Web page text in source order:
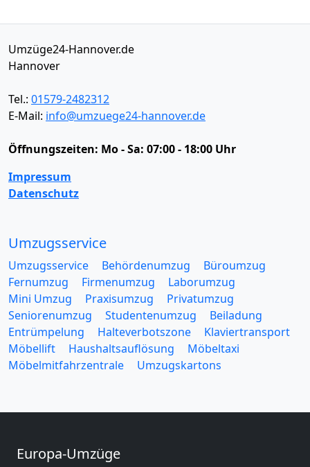
Umzüge24-Hannover.de
Hannover
Tel.: 01579-2482312
E-Mail: info@umzuege24-hannover.de
Öffnungszeiten: Mo - Sa: 07:00 - 18:00 Uhr
Impressum
Datenschutz
Umzugsservice
Umzugsservice Behördenumzug
Büroumzug
Fernumzug
Firmenumzug
Laborumzug
Mini Umzug
Praxisumzug
Privatumzug
Seniorenumzug
Studentenumzug
Beiladung
Entrümpelung
Halteverbotszone
Klaviertransport
Möbellift
Haushaltsauflösung
Möbeltaxi
Möbelmitfahrzentrale
Umzugskartons
Europa-Umzüge